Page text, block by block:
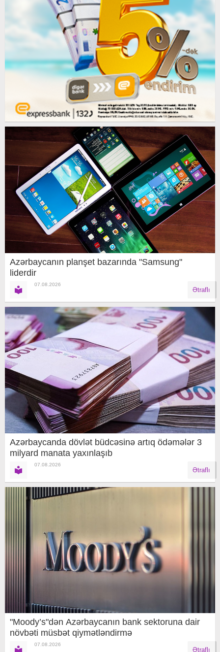
Azərbaycanın planşet bazarında "Samsung"
liderdir
07.08.2026
Ətraflı
Azərbaycanda dövlət büdcəsinə artıq ödəmələr 3
milyard manata yaxınlaşıb
07.08.2026
Ətraflı
"Moody’s"dən Azərbaycanın bank sektoruna dair
növbəti müsbət qiymətləndirmə
07.08.2026
Ətraflı